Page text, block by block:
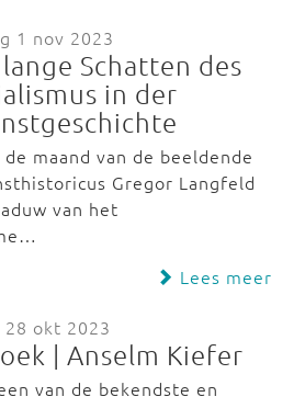
1 nov 2023
Schatten des
in der
maand van de beeldende
Gregor Langfeld
van het
Lees meer
28 okt 2023
| Anselm Kiefer
van de bekendste en